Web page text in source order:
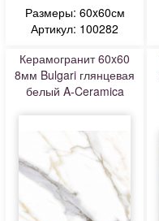
Размеры: 60x60см
Артикул: 100282
Керамогранит 60x60
8мм Bulgari глянцевая
белый A-Ceramica